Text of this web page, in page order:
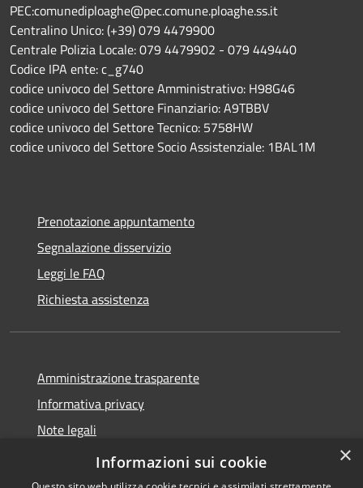
PEC:comunediploaghe@pec.comune.ploaghe.ss.it
Centralino Unico: (+39) 079 4479900
Centrale Polizia Locale: 079 4479902 - 079 449440
Codice IPA ente: c_g740
codice univoco del Settore Amministrativo: H98G46
codice univoco del Settore Finanziario: A9TBBV
codice univoco del Settore Tecnico: 5758HW
codice univoco del Settore Socio Assistenziale: 1BAL1M
Prenotazione appuntamento
Segnalazione disservizio
Leggi le FAQ
Richiesta assistenza
Amministrazione trasparente
Informativa privacy
Note legali
Dichiarazione di accessibilità
×
Informazioni sui cookie